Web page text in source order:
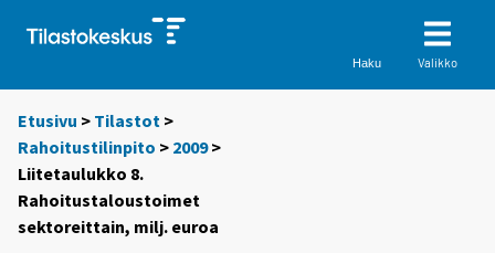
Haku Valikko
Etusivu > Tilastot >
Rahoitustilinpito > 2009>
Liitetaulukko 8.
Rahoitustaloustoimet
sektoreittain, milj. euroa